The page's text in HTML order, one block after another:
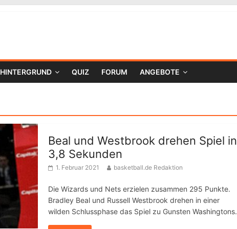
HINTERGRUND QUIZ FORUM ANGEBOTE
Beal und Westbrook drehen Spiel in
3,8 Sekunden
1. Februar 2021 basketball.de Redaktion
Die Wizards und Nets erzielen zusammen 295 Punkte.
Bradley Beal und Russell Westbrook drehen in einer
wilden Schlussphase das Spiel zu Gunsten Washingtons.